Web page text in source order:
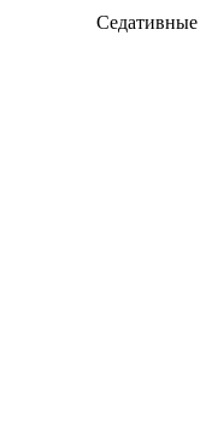
Седативные